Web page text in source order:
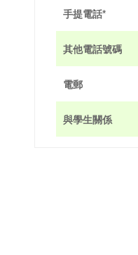
手提電話*
其他電話號碼
電郵
與學生關係